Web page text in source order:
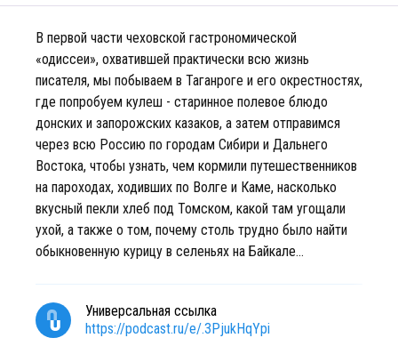
В первой части чеховской гастрономической
«одиссеи», охватившей практически всю жизнь
писателя, мы побываем в Таганроге и его окрестностях,
где попробуем кулеш - старинное полевое блюдо
донских и запорожских казаков, а затем отправимся
через всю Россию по городам Сибири и Дальнего
Востока, чтобы узнать, чем кормили путешественников
на пароходах, ходивших по Волге и Каме, насколько
вкусный пекли хлеб под Томском, какой там угощали
ухой, а также о том, почему столь трудно было найти
обыкновенную курицу в селеньях на Байкале…
Универсальная ссылка
https://podcast.ru/e/.3PjukHqYpi